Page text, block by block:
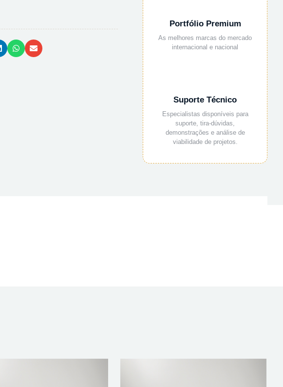
Portfólio Premium
As melhores marcas do mercado
internacional e nacional
Suporte Técnico
Especialistas disponíveis para
suporte, tira-dúvidas,
demonstrações e análise de
viabilidade de projetos.